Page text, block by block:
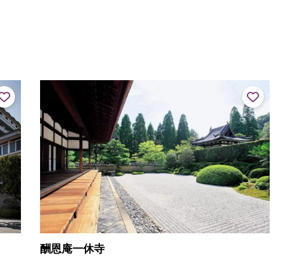
酬恩庵一休寺